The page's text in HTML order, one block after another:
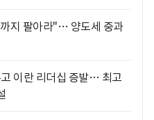
지 팔아라"… 양도세 중과
이란 리더십 증발… 최고